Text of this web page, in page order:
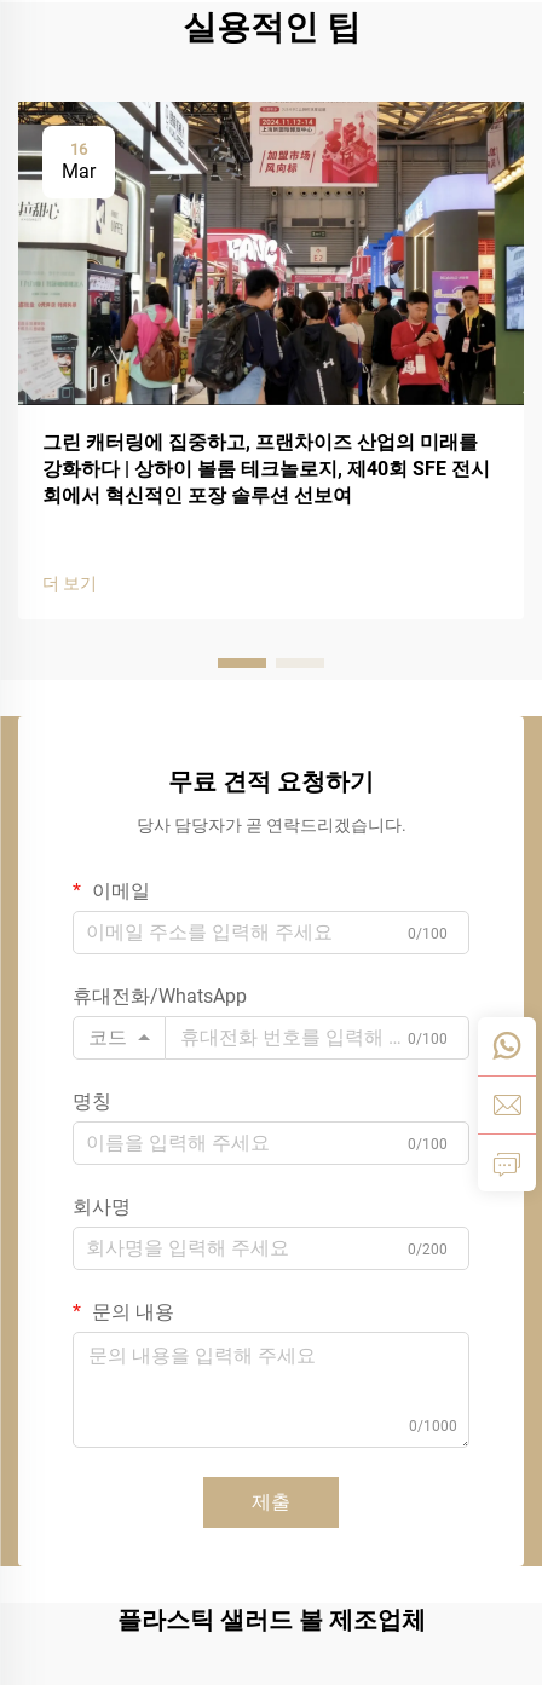
실용적인 팁
16
Mar
그린 캐터링에 집중하고, 프랜차이즈 산업의 미래를
강화하다 | 상하이 볼룸 테크놀로지, 제40회 SFE 전시
회에서 혁신적인 포장 솔루션 선보여
더 보기
무료 견적 요청하기
당사 담당자가 곧 연락드리겠습니다.
이메일
0/100
휴대전화/WhatsApp
코드
0/100
명칭
0/100
회사명
0/200
문의 내용
0/1000
제출
플라스틱 샐러드 볼 제조업체